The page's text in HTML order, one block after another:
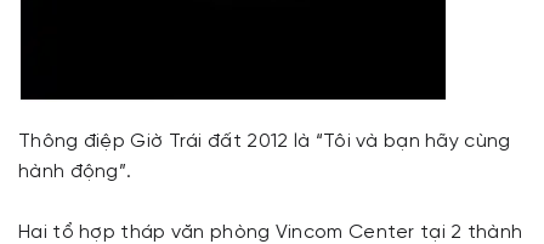
Thông điệp Giờ Trái đất 2012 là “Tôi và bạn hãy cùng
hành động”.
Hai tổ hợp tháp văn phòng Vincom Center tại 2 thành